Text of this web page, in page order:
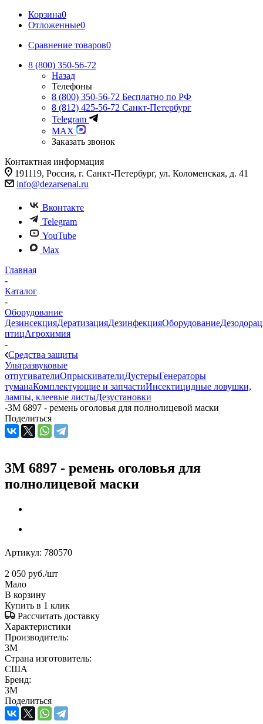
Корзина0
Отложенные0
Сравнение товаров0
8 (800) 350-56-72
Назад
Телефоны
8 (800) 350-56-72 Бесплатно по РФ
8 (812) 425-56-72 Санкт-Петербург
Telegram
MAX
Заказать звонок
Контактная информация
191119, Россия, г. Санкт-Петербург, ул. Коломенская, д. 41
info@dezarsenal.ru
Вконтакте
Telegram
YouTube
Max
Главная
-
Каталог
-
Оборудование
ДезинсекцияДератизацияДезинфекцияОборудование
птицАгрохимия
-
Средства защиты
Ультразвуковые
отпугивателиОпрыскивателиДустерыГенераторы
туманаКомплектующие и запчастиИнсектицидные ловушки,
лампы, клеевые листыДезустановки
-3М 6897 - ремень оголовья для полнолицевой маски
Поделиться
3М 6897 - ремень оголовья для
полнолицевой маски
Артикул: 780570
2 050 руб./шт
Мало
В корзину
Купить в 1 клик
Рассчитать доставку
Характеристики
Производитель:
3М
Страна изготовитель:
США
Бренд:
3M
Поделиться